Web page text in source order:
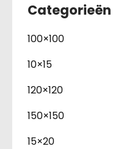
Categorieën
100×100
10×15
120×120
150×150
15×20